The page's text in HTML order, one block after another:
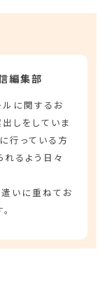
編集部
に関するお
しをしていま
行っている方
るよう日々
いに重ねてお